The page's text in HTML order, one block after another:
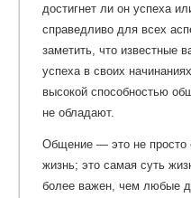
достигнет ли он успеха
справедливо для всех
заметить, что известные
успеха в своих
высокой способностью
не обладают.
Общение — это не просто
жизнь; это самая суть
более важен, чем любые